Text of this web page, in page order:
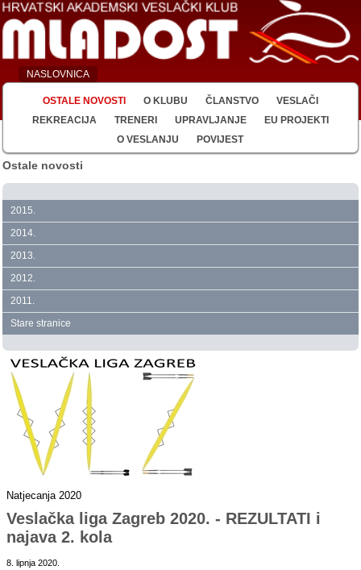
NASLOVNICA
OSTALE NOVOSTI O KLUBU ČLANSTVO
VESLAČI
REKREACIJA
TRENERI UPRAVLJANJE
EU PROJEKTI
O VESLANJU
POVIJEST
Ostale novosti
2015.
2014.
2013.
2012.
2011.
Stare stranice
Natjecanja 2020
Veslačka liga Zagreb 2020. - REZULTATI i
najava 2. kola
8. lipnja 2020.